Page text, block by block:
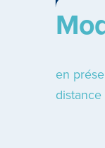
en
distance